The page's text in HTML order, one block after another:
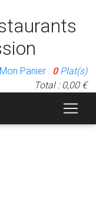
Mon Panier : 0Plat(s)
Total : 0,00 €